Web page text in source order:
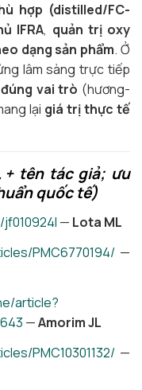
hợp (distilled/FC-
IFRA, quản trị oxy
dạng sản phẩm. Ở
lâm sàng trực tiếp
vai trò (hương-
lại giá trị thực tế
+ tên tác giả; ưu
quốc tế)
— Lota ML
PMC6770194/—
article?
—Amorim JL
PMC10301132/—